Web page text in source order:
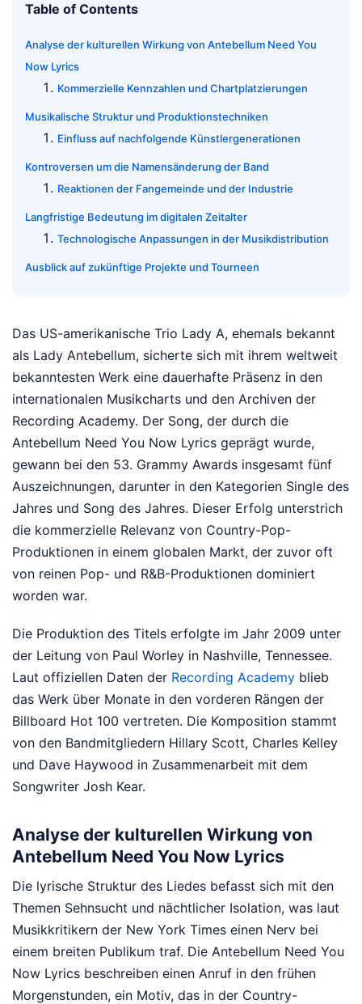
Table of Contents
Analyse der kulturellen Wirkung von Antebellum Need You
Now Lyrics
Kommerzielle Kennzahlen und Chartplatzierungen
Musikalische Struktur und Produktionstechniken
Einfluss auf nachfolgende Künstlergenerationen
Kontroversen um die Namensänderung der Band
Reaktionen der Fangemeinde und der Industrie
Langfristige Bedeutung im digitalen Zeitalter
Technologische Anpassungen in der Musikdistribution
Ausblick auf zukünftige Projekte und Tourneen
Das US-amerikanische Trio Lady A, ehemals bekannt
als Lady Antebellum, sicherte sich mit ihrem weltweit
bekanntesten Werk eine dauerhafte Präsenz in den
internationalen Musikcharts und den Archiven der
Recording Academy. Der Song, der durch die
Antebellum Need You Now Lyrics geprägt wurde,
gewann bei den 53. Grammy Awards insgesamt fünf
Auszeichnungen, darunter in den Kategorien Single des
Jahres und Song des Jahres. Dieser Erfolg unterstrich
die kommerzielle Relevanz von Country-Pop-
Produktionen in einem globalen Markt, der zuvor oft
von reinen Pop- und R&B-Produktionen dominiert
worden war.
Die Produktion des Titels erfolgte im Jahr 2009 unter
der Leitung von Paul Worley in Nashville, Tennessee.
Laut offiziellen Daten der Recording Academy blieb
das Werk über Monate in den vorderen Rängen der
Billboard Hot 100 vertreten. Die Komposition stammt
von den Bandmitgliedern Hillary Scott, Charles Kelley
und Dave Haywood in Zusammenarbeit mit dem
Songwriter Josh Kear.
Analyse der kulturellen Wirkung von
Antebellum Need You Now Lyrics
Die lyrische Struktur des Liedes befasst sich mit den
Themen Sehnsucht und nächtlicher Isolation, was laut
Musikkritikern der New York Times einen Nerv bei
einem breiten Publikum traf. Die Antebellum Need You
Now Lyrics beschreiben einen Anruf in den frühen
Morgenstunden, ein Motiv, das in der Country-